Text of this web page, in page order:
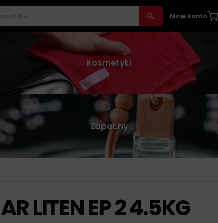
Moje konto
Kosmetyki
Zapachy
LITEN EP 2 4.5KG